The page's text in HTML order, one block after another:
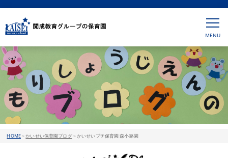
HOME>かいせい保育園ブログ>かいせいプチ保育園 森小路園